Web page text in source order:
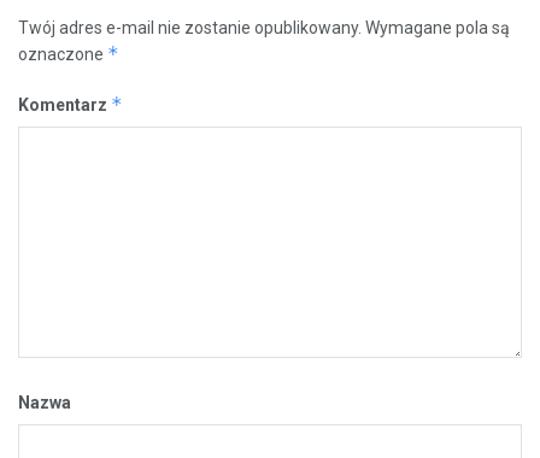
Twój adres e-mail nie zostanie opublikowany. Wymagane pola są
oznaczone *
Komentarz *
Nazwa